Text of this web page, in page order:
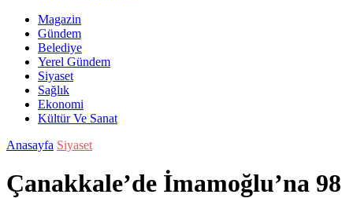
Magazin
Gündem
Belediye
Yerel Gündem
Siyaset
Sağlık
Ekonomi
Kültür Ve Sanat
Anasayfa Siyaset
Çanakkale’de İmamoğlu’na 98